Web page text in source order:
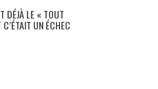
DÉJÀ LE « TOUT
UN ÉCHEC